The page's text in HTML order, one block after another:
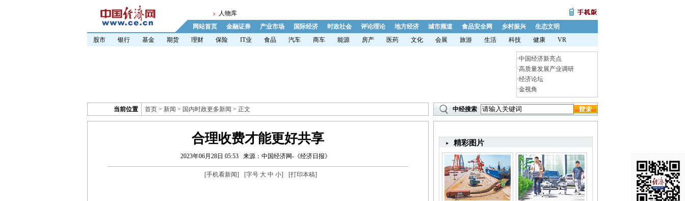
人物库
网站首页
金融证券 产业市场 国际经济 时政社会 评论理论 地方经济 城市频道 食品安全网 乡村振兴
生态文明
股市
银行 基金 期货 理财 保险 IT业 食品 汽车 商车 能源 房产 医药 文化 会展 旅游 生活 科技 健康 VR
·中国经济新亮点
·高质量发展产业调研
·经济论坛
·金视角
当前位置 首页 > 新闻 > 国内时政更多新闻 > 正文 中经搜索
合理收费才能更好共享
2023年06月28日 05:53 来源：中国经济网-《经济日报》
[手机看新闻] [字号 大 中 小] [打印本稿]
精彩图片